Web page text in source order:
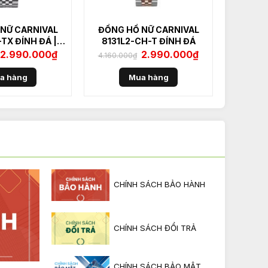
CARNIVAL
TX ĐÍNH ĐÁ ||
XÁM
Giá
gốc
là:
4.160.000₫.
2.990.000₫Giá
hiện
hàng
ĐỒNG HỒ NỮ CARNIVAL
8131L2-CH-T ĐÍNH ĐÁ
4.160.000₫ Giá
gốc
là:
4.160.000₫.
2.990.000₫Giá
hiện
Mua hàng
CHÍNH SÁCH BẢO HÀNH
CHÍNH SÁCH ĐỔI TRẢ